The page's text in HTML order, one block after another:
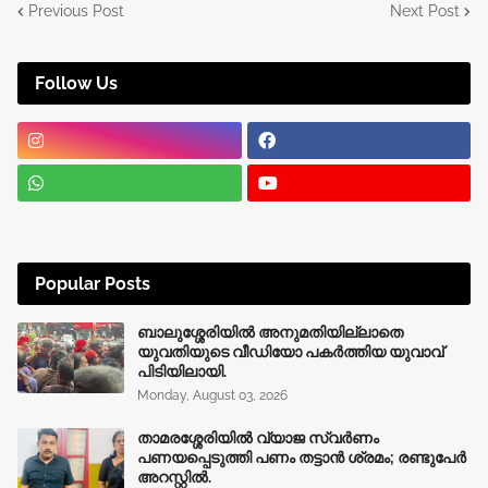
Previous Post Next Post
Follow Us
Popular Posts
ബാലുശ്ശേരിയിൽ അനുമതിയില്ലാതെ
യുവതിയുടെ വീഡിയോ പകർത്തിയ യുവാവ്
പിടിയിലായി.
Monday, August 03, 2026
താമരശ്ശേരിയിൽ വ്യാജ സ്വർണം
പണയപ്പെടുത്തി പണം തട്ടാൻ ശ്രമം; രണ്ടുപേർ
അറസ്റ്റിൽ.